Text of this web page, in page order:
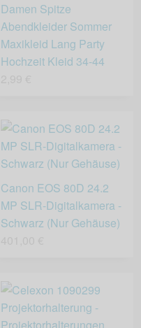
Damen Spitze
Abendkleider Sommer
Maxikleid Lang Party
Hochzeit Kleid 34-44
Canon EOS 80D 24.2
MP SLR-Digitalkamera -
Schwarz (Nur Gehäuse)